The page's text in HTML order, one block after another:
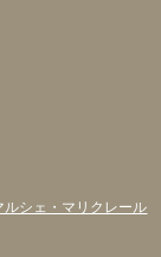
ルシェ・マリクレール